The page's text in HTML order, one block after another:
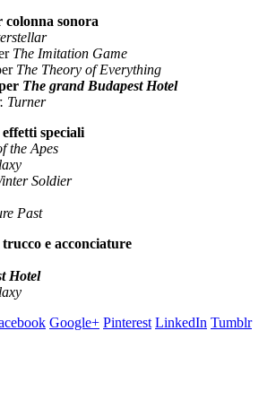
sonora
The Imitation Game
The Theory of Everything
The grand Budapest Hotel
Turner
speciali
the Apes
Soldier
Past
e acconciature
Hotel
Google+ Pinterest LinkedIn Tumblr